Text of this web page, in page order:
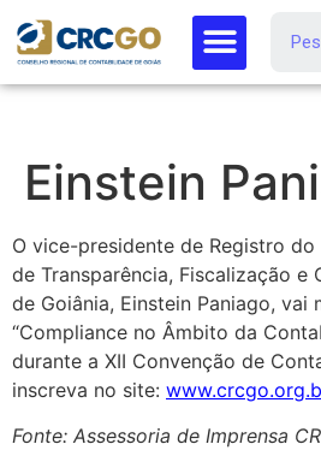
Einstein
O vice-presidente de Registro do
de Transparência, Fiscalização e
de Goiânia, Einstein Paniago, vai
“Compliance no Âmbito da
durante a XII Convenção de
inscreva no site:
Fonte: Assessoria de Imprensa